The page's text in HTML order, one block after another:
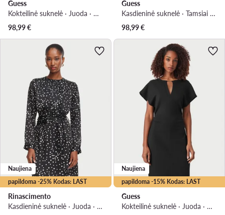
Guess
Kokteilinė suknelė · Juoda · Mini
98,99€
Guess
Kasdieninė suknelė · Tamsiai ruda · Maksi
98,99€
papildoma -25% Kodas: LAST
Naujiena
Rinascimento
Kasdieninė suknelė · Juoda · Mini
papildoma -15% Kodas: LAST
Naujiena
Guess
Kokteilinė suknelė · Juoda · Midi